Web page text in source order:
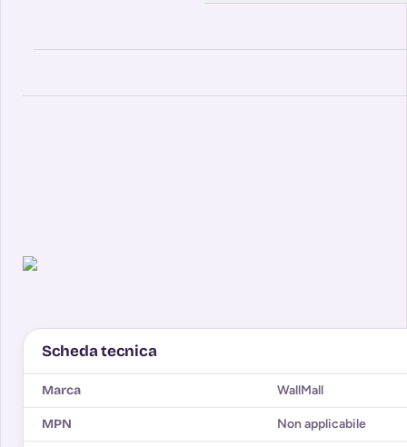
Scheda tecnica
Marca WallMall
MPN Non applicabile